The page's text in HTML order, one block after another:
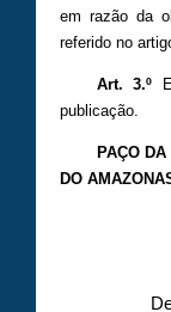
em razão da
referido no
Art. 3.º
publicação.
PAÇO
DO